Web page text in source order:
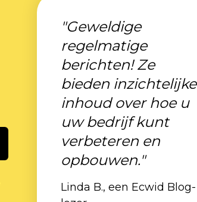
"Geweldige
regelmatige
berichten! Ze
bieden inzichtelijke
inhoud over hoe u
uw bedrijf kunt
verbeteren en
opbouwen."
Linda B., een Ecwid Blog-